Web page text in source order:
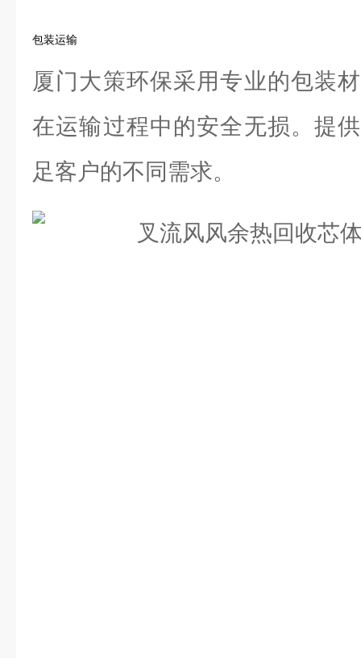
包装运输
厦门大策环保采用专业的包装
在运输过程中的安全无损。提
足客户的不同需求。